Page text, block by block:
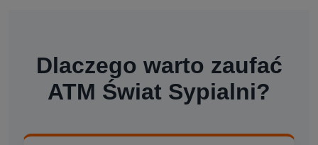
Dlaczego warto zaufać
ATM Świat Sypialni?